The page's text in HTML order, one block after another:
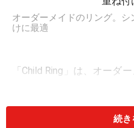
オーダーメイドのリング。
けに最適
「Child Ring」は、オーダ
ー、女の子ならピンクの
いてもらいやすそう。結続き